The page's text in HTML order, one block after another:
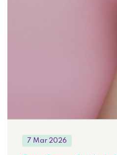
7 Mar 2026